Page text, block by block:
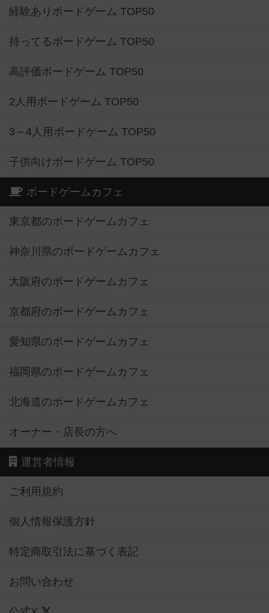
経験ありボードゲーム TOP50
持ってるボードゲーム TOP50
高評価ボードゲーム TOP50
2人用ボードゲーム TOP50
3～4人用ボードゲーム TOP50
子供向けボードゲーム TOP50
ボードゲームカフェ
東京都のボードゲームカフェ
神奈川県のボードゲームカフェ
大阪府のボードゲームカフェ
京都府のボードゲームカフェ
愛知県のボードゲームカフェ
福岡県のボードゲームカフェ
北海道のボードゲームカフェ
オーナー・店長の方へ
運営者情報
ご利用規約
個人情報保護方針
特定商取引法に基づく表記
お問い合わせ